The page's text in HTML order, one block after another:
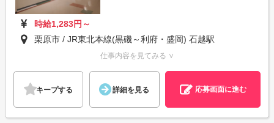
時給1,283円～
栗原市 / JR東北本線(黒磯～利府・盛岡) 石越駅
仕事内容を見てみる ∨
キープする 詳細を見る 応募画面に進む